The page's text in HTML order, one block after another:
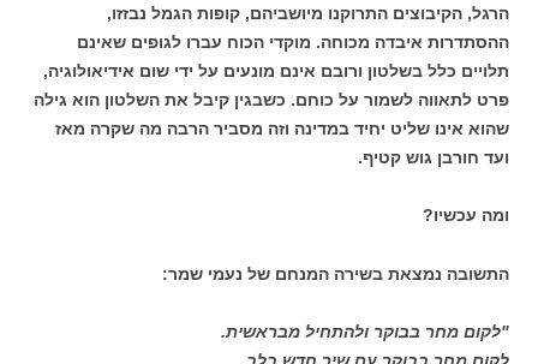
הרגל, הקיבוצים התרוקנו מיושביהם, קופות הגמל נבזזו,
ההסתדרות איבדה מכוחה. מוקדי הכוח עברו לגופים שאינם
תלויים כלל בשלטון ורובם אינם מונעים על ידי שום אידיאולוגיה,
פרט לתאווה לשמור על כוחם. כשבגין קיבל את השלטון הוא גילה
שהוא אינו שליט יחיד במדינה וזה מסביר הרבה מה שקרה מאז
ועד חורבן גוש קטיף.
ומה עכשיו?
התשובה נמצאת בשירה המנחם של נעמי שמר:
"לקום מחר בבוקר ולהתחיל מבראשית.
לקום מחר בבוקר עם שיר חדש בלב.